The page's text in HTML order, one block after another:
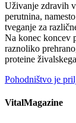
Uživanje zdravih
perutnina,
tveganje za
Na konec koncev
raznoliko
proteine
Pohodništvo je
VitalMagazine